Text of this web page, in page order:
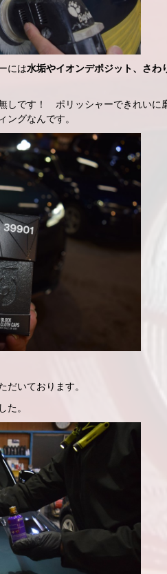
には水垢やイオンデポジット、さわ
しです！ ポリッシャーできれいに
ングなんです。
だいております。
た。